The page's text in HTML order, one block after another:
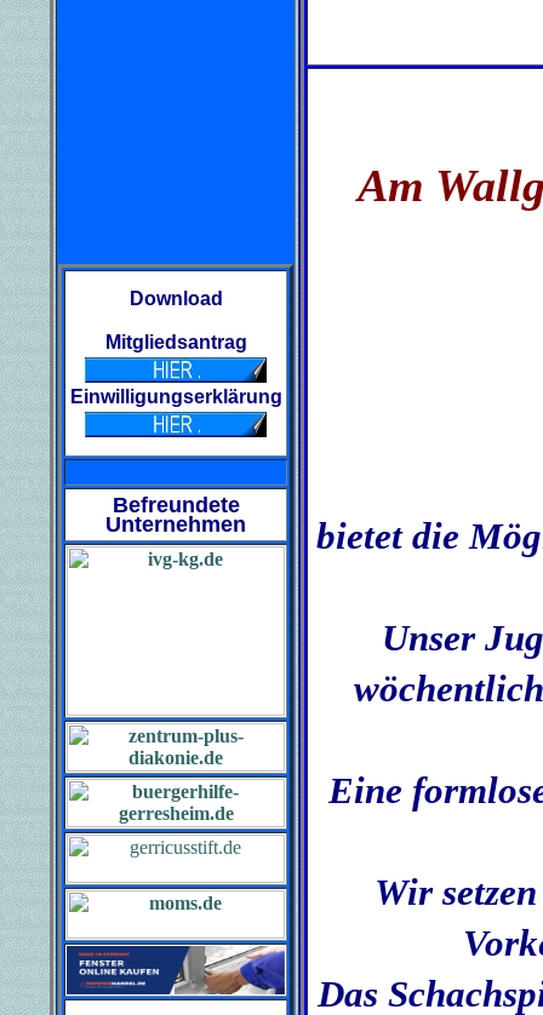
Download
Mitgliedsantrag
Einwilligungserklärung
Befreundete
Unternehmen
Am
bietet die
Unser
Eine
Wir
Das